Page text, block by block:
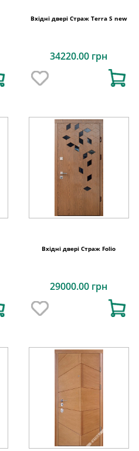
Вхідні двері Страж Terra S new
34220.00 грн
Вхідні двері Страж Folio
29000.00 грн